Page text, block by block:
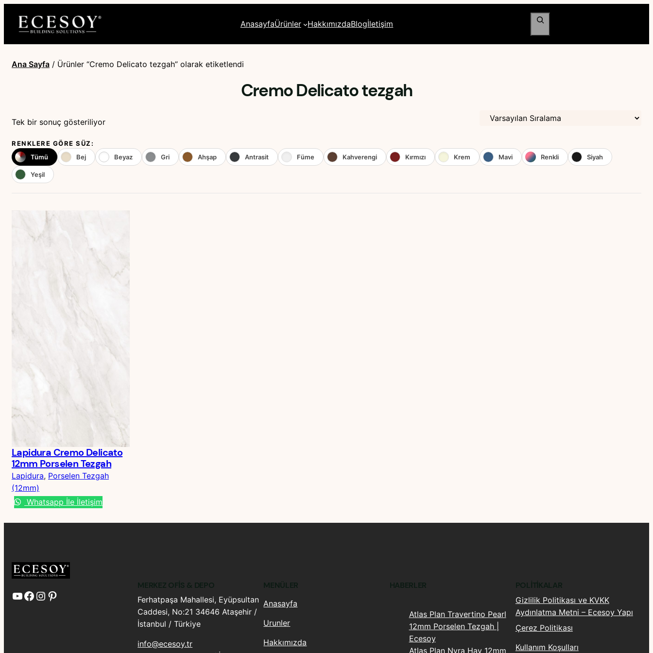
AnasayfaÜrünler HakkımızdaBlogİletişim
Ara
Ana Sayfa / Ürünler “Cremo Delicato tezgah” olarak etiketlendi
Cremo Delicato tezgah
Tek bir sonuç gösteriliyor
RENKLERE GÖRE SÜZ:
Tümü
Bej Beyaz Gri Ahşap Antrasit Füme Kahverengi Kırmızı Krem Mavi Renkli Siyah
Yeşil
Lapidura Cremo Delicato
12mm Porselen Tezgah
Lapidura, Porselen Tezgah
(12mm)
Whatsapp İle İletişim
YouTube Facebook Instagram Pinterest
MERKEZ OFIS & DEPO
Ferhatpaşa Mahallesi, Eyüpsultan
Caddesi, No:21 34646 Ataşehir /
İstanbul / Türkiye
info@ecesoy.tr
MENÜLER
Anasayfa
Urunler
Hakkımızda
HABERLER
Atlas Plan Travertino Pearl
12mm Porselen Tezgah |
Ecesoy
Atlas Plan Nyra Hay 12mm
POLITIKALAR
Gizlilik Politikası ve KVKK
Aydınlatma Metni – Ecesoy Yapı
Çerez Politikası
Kullanım Koşulları